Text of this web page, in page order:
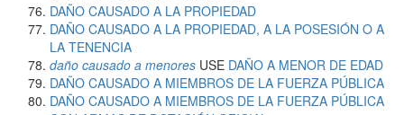
DAÑO CAUSADO A LA PROPIEDAD
DAÑO CAUSADO A LA PROPIEDAD, A LA POSESIÓN O A
LA TENENCIA
daño causado a menores USE DAÑO A MENOR DE EDAD
DAÑO CAUSADO A MIEMBROS DE LA FUERZA PÚBLICA
DAÑO CAUSADO A MIEMBROS DE LA FUERZA PÚBLICA